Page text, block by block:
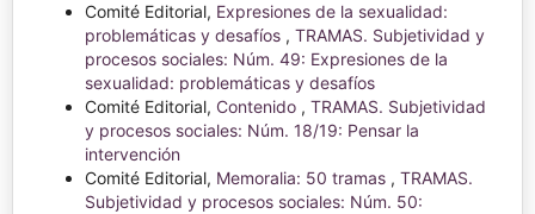
Comité Editorial, Expresiones de la sexualidad:
problemáticas y desafíos , TRAMAS. Subjetividad y
procesos sociales: Núm. 49: Expresiones de la
sexualidad: problemáticas y desafíos
Comité Editorial, Contenido , TRAMAS. Subjetividad
y procesos sociales: Núm. 18/19: Pensar la
intervención
Comité Editorial, Memoralia: 50 tramas , TRAMAS.
Subjetividad y procesos sociales: Núm. 50: